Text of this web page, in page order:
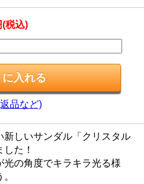
(税込)
品など)
しいサンダル「クリスタル
た！
の角度でキラキラ光る様